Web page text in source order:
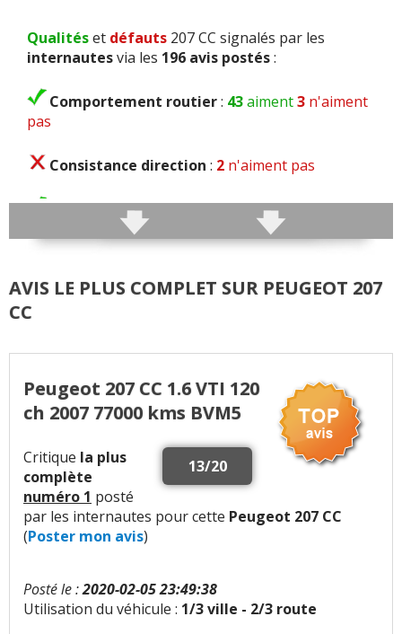
Qualitéset défauts 207 CC signalés par les
internautesvia les 196 avis postés:
Comportement routier: 43aiment3 n'aiment
pas
Consistance direction : 2 n'aiment pas
Freinage:4aiment
Poids :4aiment 15n'aiment pas
Confort des sièges: 2aiment3 n'aiment pas
aiment7
n'aiment pas
Bruit roulement/pneu:2n'aiment pas
Bruit d'air:1n'aime pas
Bruits parasites:9 n'aiment pas
AVIS LE PLUS COMPLET SUR PEUGEOT 207
CC
Peugeot 207 CC 1.6 VTI 120
ch 2007 77000 kms BVM5
13/20
Critique la plus
complète
numéro 1 posté
par les internautes pour cette Peugeot 207 CC
(Poster mon avis)
Posté le :2020-02-05 23:49:38
Utilisation du véhicule : 1/3 ville - 2/3 route